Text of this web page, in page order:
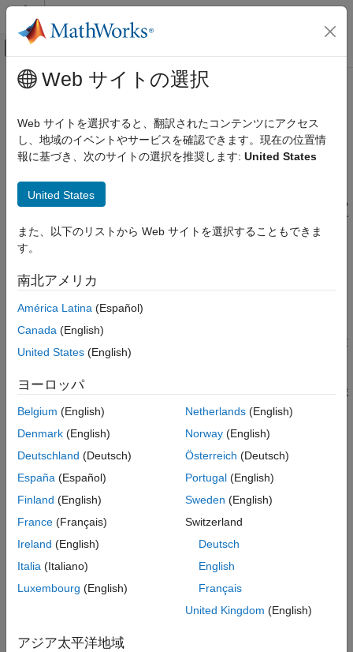
コンテンツへスキップ
オフキャンバス ナビゲーション メ
ドキュメンテーションのホーム
コード検証
Polyspace Bug Finder
チェックの構成
メトリクスの構成
項目一覧
説明
依存関係
コマンド ライン情報
バージョン履歴
参考
メインコンテンツ
-jsf-coding-rules
JSFC++ ルールに対する違反のチェック
JSF®AV C++ ルール (JSF++:2005) に対する違反をチェックする
.オプションのそれぞれの値はチェックす
るルールのサブセットに対応します。
以下のいずれかの方法を使用してオプションを設定します。
Polyspace Platform
プ製品のみ): このオプションは、プロジェクト構成には存在
していません。チェッカーを有効にするには、オプション
[チェッカー アクティベ
ーション ファイル] (-checkers-activation-file)を使用しま
す。
コマンド ラインと オプション ファイル: オプション
coding-rulesを使用します。コマンド ライン情報
てください。
このオプションを使用する理由
このオプションを使用して、チェックする JSF:C++ ルールのサ
ブセットを指定します。
解析後、 [結果のリスト]
ペインにコーディング規約違反がリスト
されます。 [ソース]ペインでは、Polyspace
シンボルを関連するキーワードま
Web サイトの選択
Web サイトを選択すると、翻訳されたコンテンツにアクセス
し、地域のイベントやサービスを確認できます。現在の位置情
報に基づき、次のサイトの選択を推奨します: United States
United States
また、以下のリストから Web サイトを選択することもできま
す。
南北アメリカ
América Latina (Español)
Canada (English)
United States (English)
ヨーロッパ
Belgium (English)
Denmark (English)
Deutschland (Deutsch)
España (Español)
Finland (English)
France (Français)
Ireland (English)
Italia (Italiano)
Luxembourg (English)
Netherlands(English)
Norway(English)
Österreich (Deutsch)
Portugal(English)
Sweden (English)
Switzerland
Deutsch
English
Français
United Kingdom (English)
アジア太平洋地域